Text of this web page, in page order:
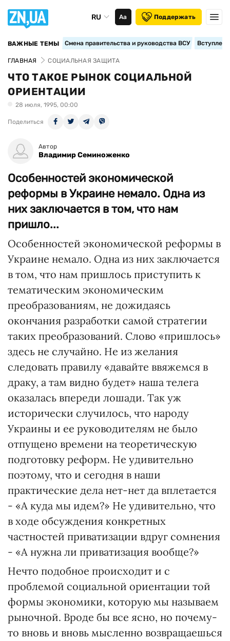
RU Аа Поддержать
ВАЖНЫЕ ТЕМЫ Смена правительства и руководства ВСУ
ГЛАВНАЯ СОЦИАЛЬНАЯ ЗАЩИТА
ЧТО ТАКОЕ РЫНОК СОЦИАЛЬНОЙ
ОРИЕНТАЦИИ
28 июля, 1995, 00:00
Поделиться
Автор
Владимир Семиноженко
Особенностей экономической
реформы в Украине немало. Одна из
них заключается в том, что нам
пришло...
Особенностей экономической реформы в
Украине немало. Одна из них заключается
в том, что нам пришлось приступить к
тематическим экономическим
преобразованиям, не дожидаясь
окончания разработки самой стратегии
таких преобразований. Слово «пришлось»
здесь не случайно. Не из желания
следовать правилу «давайте ввяжемся в
драку, а там видно будет» наша телега
оказалась впереди лошади. Так уж
исторически случилось, что народу
Украины и ее руководителям не было
отпущено времени на теоретическую
подготовку реформ. Не удивительно
поэтому, что и сегодня в наши
практические дела нет-нет да вплетается
- «А куда мы идем?» Не удивительно, что
в ходе обсуждения конкретных
частностей приватизации вдруг сомнения
- «А нужна ли приватизация вообще?»
Нечто подобное происходит и с
проблемой социальной ориентации той
формы экономики, которую мы называем
рыночной. Вроде бы все ясно, но почему-
то вновь и вновь мысленно возвращаешься